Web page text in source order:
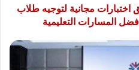
اختبارات مجانية لتوجيه طلاب
أفضل المسارات التعليمية